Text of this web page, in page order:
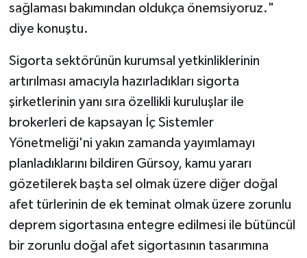
sağlaması bakımından oldukça önemsiyoruz."
diye konuştu.
Sigorta sektörünün kurumsal yetkinliklerinin
artırılması amacıyla hazırladıkları sigorta
şirketlerinin yanı sıra özellikli kuruluşlar ile
brokerleri de kapsayan İç Sistemler
Yönetmeliği'ni yakın zamanda yayımlamayı
planladıklarını bildiren Gürsoy, kamu yararı
gözetilerek başta sel olmak üzere diğer doğal
afet türlerinin de ek teminat olmak üzere zorunlu
deprem sigortasına entegre edilmesi ile bütüncül
bir zorunlu doğal afet sigortasının tasarımına